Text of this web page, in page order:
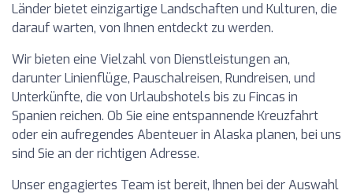
Länder bietet einzigartige Landschaften und Kulturen, die
darauf warten, von Ihnen entdeckt zu werden.
Wir bieten eine Vielzahl von Dienstleistungen an,
darunter Linienflüge, Pauschalreisen, Rundreisen, und
Unterkünfte, die von Urlaubshotels bis zu Fincas in
Spanien reichen. Ob Sie eine entspannende Kreuzfahrt
oder ein aufregendes Abenteuer in Alaska planen, bei uns
sind Sie an der richtigen Adresse.
Unser engagiertes Team ist bereit, Ihnen bei der Auswahl